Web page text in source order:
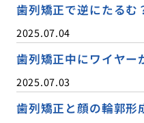
歯列矯正で逆にたるむ
2025.07.04
歯列矯正中にワイヤー
2025.07.03
歯列矯正と顔の輪郭形